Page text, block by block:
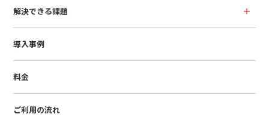
解決できる課題
導入事例
料金
ご利用の流れ